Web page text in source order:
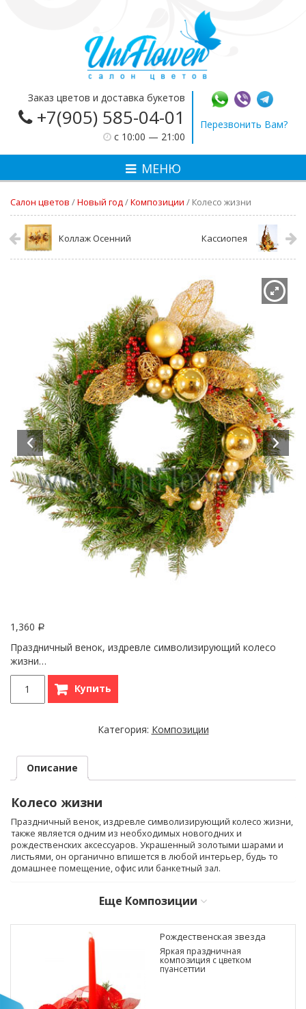
Заказ цветов и доставка букетов
+7(905) 585-04-01
c 10:00 — 21:00
Перезвонить Вам?
МЕНЮ
Салон цветов /Новый год/Композиции / Колесо жизни
Коллаж Осенний Кассиопея
1,360 Р
Праздничный венок, издревле символизирующий колесо
жизни…
Купить
Категория: Композиции
Описание
Колесо жизни
Праздничный венок, издревле символизирующий колесо жизни,
также является одним из необходимых новогодних и
рождественских аксессуаров. Украшенный золотыми шарами и
листьями, он органично впишется в любой интерьер, будь то
домашнее помещение, офис или банкетный зал.
Еще Композиции
Рождественская звезда
Яркая праздничная
композиция с цветком
пуансеттии